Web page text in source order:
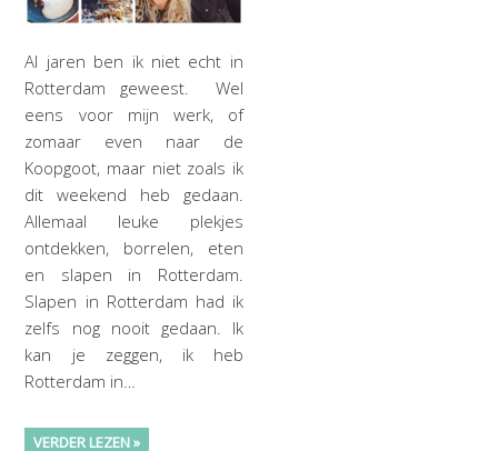
Al jaren ben ik niet echt in
Rotterdam geweest. Wel
eens voor mijn werk, of
zomaar even naar de
Koopgoot, maar niet zoals ik
dit weekend heb gedaan.
Allemaal leuke plekjes
ontdekken, borrelen, eten
en slapen in Rotterdam.
Slapen in Rotterdam had ik
zelfs nog nooit gedaan. Ik
kan je zeggen, ik heb
Rotterdam in…
VERDER LEZEN »